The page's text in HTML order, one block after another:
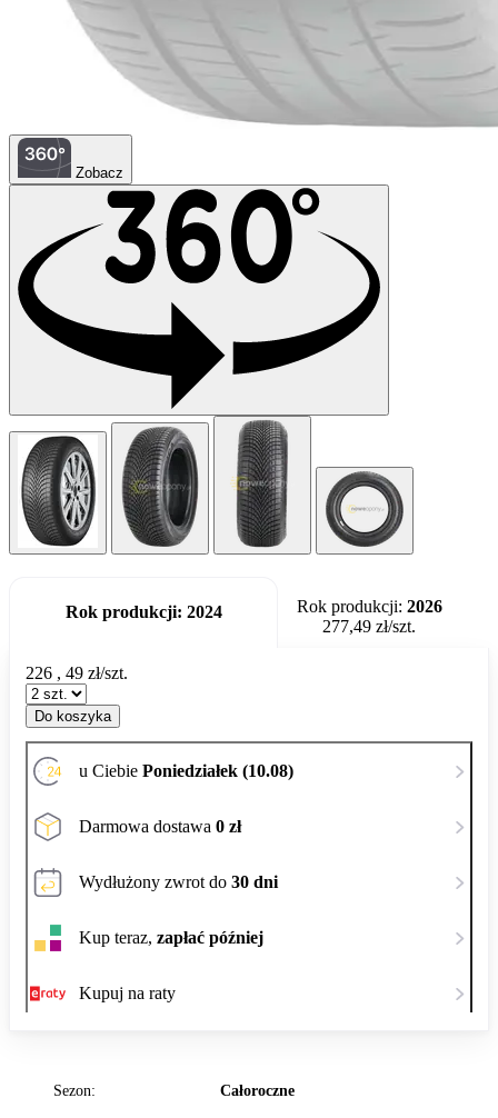
Zobacz
Sezon: Całoroczne
Rok produkcji: 2024 Rok produkcji: 2026
277,49 zł/szt.
226 , 49 zł/szt.
Do koszyka
u Ciebie Poniedziałek (10.08)
Darmowa dostawa 0 zł
Wydłużony zwrot do 30 dni
Kup teraz, zapłać później
Kupuj na raty